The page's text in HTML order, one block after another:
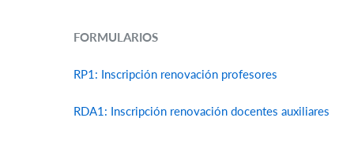
FORMULARIOS
RP1: Inscripción renovación profesores
RDA1: Inscripción renovación docentes auxiliares